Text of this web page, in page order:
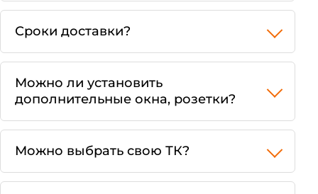
Сроки доставки?
Можно ли установить
дополнительные окна, розетки?
Можно выбрать свою ТК?